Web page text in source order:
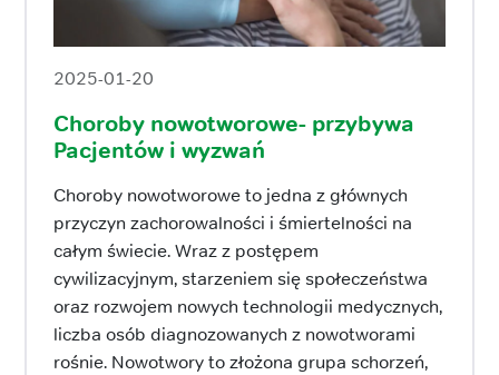
2025-01-20
Choroby nowotworowe- przybywa
Pacjentów i wyzwań
Choroby nowotworowe to jedna z głównych
przyczyn zachorowalności i śmiertelności na
całym świecie. Wraz z postępem
cywilizacyjnym, starzeniem się społeczeństwa
oraz rozwojem nowych technologii medycznych,
liczba osób diagnozowanych z nowotworami
rośnie. Nowotwory to złożona grupa schorzeń,